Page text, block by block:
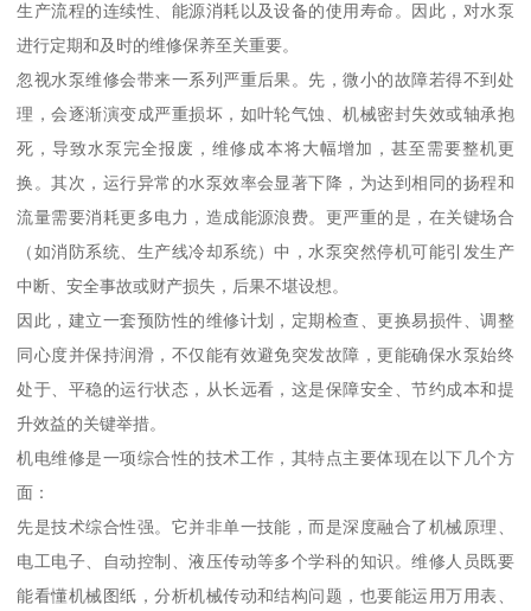
生产流程的连续性、能源消耗以及设备的使用寿命。因此，对水泵
进行定期和及时的维修保养至关重要。
忽视水泵维修会带来一系列严重后果。先，微小的故障若得不到处
理，会逐渐演变成严重损坏，如叶轮气蚀、机械密封失效或轴承抱
死，导致水泵完全报废，维修成本将大幅增加，甚至需要整机更
换。其次，运行异常的水泵效率会显著下降，为达到相同的扬程和
流量需要消耗更多电力，造成能源浪费。更严重的是，在关键场合
（如消防系统、生产线冷却系统）中，水泵突然停机可能引发生产
中断、安全事故或财产损失，后果不堪设想。
因此，建立一套预防性的维修计划，定期检查、更换易损件、调整
同心度并保持润滑，不仅能有效避免突发故障，更能确保水泵始终
处于、平稳的运行状态，从长远看，这是保障安全、节约成本和提
升效益的关键举措。
机电维修是一项综合性的技术工作，其特点主要体现在以下几个方
面：
先是技术综合性强。它并非单一技能，而是深度融合了机械原理、
电工电子、自动控制、液压传动等多个学科的知识。维修人员既要
能看懂机械图纸，分析机械传动和结构问题，也要能运用万用表、